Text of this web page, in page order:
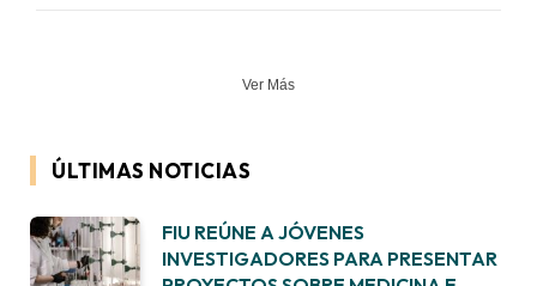
Ver Más
ÚLTIMAS NOTICIAS
FIU REÚNE A JÓVENES
INVESTIGADORES PARA PRESENTAR